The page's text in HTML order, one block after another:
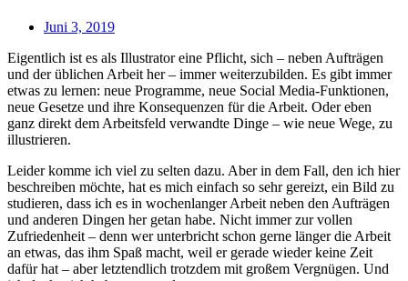
Juni 3, 2019
Eigentlich ist es als Illustrator eine Pflicht, sich – neben Aufträgen
und der üblichen Arbeit her – immer weiterzubilden. Es gibt immer
etwas zu lernen: neue Programme, neue Social Media-Funktionen,
neue Gesetze und ihre Konsequenzen für die Arbeit. Oder eben
ganz direkt dem Arbeitsfeld verwandte Dinge – wie neue Wege, zu
illustrieren.
Leider komme ich viel zu selten dazu. Aber in dem Fall, den ich hier
beschreiben möchte, hat es mich einfach so sehr gereizt, ein Bild zu
studieren, dass ich es in wochenlanger Arbeit neben den Aufträgen
und anderen Dingen her getan habe. Nicht immer zur vollen
Zufriedenheit – denn wer unterbricht schon gerne länger die Arbeit
an etwas, das ihm Spaß macht, weil er gerade wieder keine Zeit
dafür hat – aber letztendlich trotzdem mit großem Vergnügen. Und